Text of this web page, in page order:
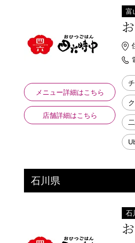
メニュー詳細はこちら
店舗詳細はこちら
富
石川県
石